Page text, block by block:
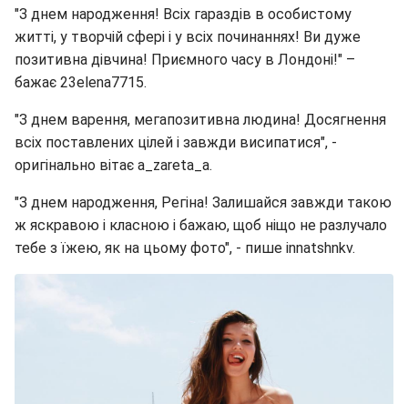
"З днем народження! Всіх гараздів в особистому
житті, у творчій сфері і у всіх починаннях! Ви дуже
позитивна дівчина! Приємного часу в Лондоні!" –
бажає 23elena7715.
"З днем варення, мегапозитивна людина! Досягнення
всіх поставлених цілей і завжди висипатися", -
оригінально вітає a_zareta_a.
"З днем народження, Регіна! Залишайся завжди такою
ж яскравою і класною і бажаю, щоб ніщо не разлучало
тебе з їжею, як на цьому фото", - пише innatshnkv.